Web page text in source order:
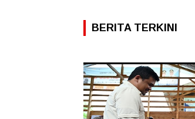
BERITA TERKINI